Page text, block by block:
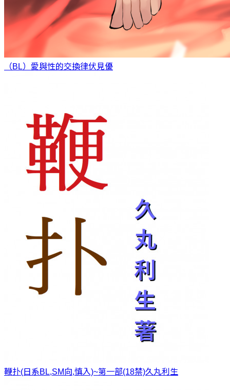
（BL）愛與性的交換律伏見優
鞭扑(日系BL,SM向,慎入)~第一部(18禁)久丸利生